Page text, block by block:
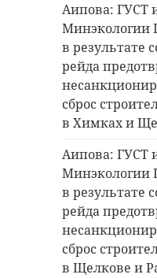
Аипова: ГУСТ
Минэкологии
в результате
рейда
сброс
в Химках и
Аипова: ГУСТ
Минэкологии
в результате
рейда
сброс
в Щелкове и